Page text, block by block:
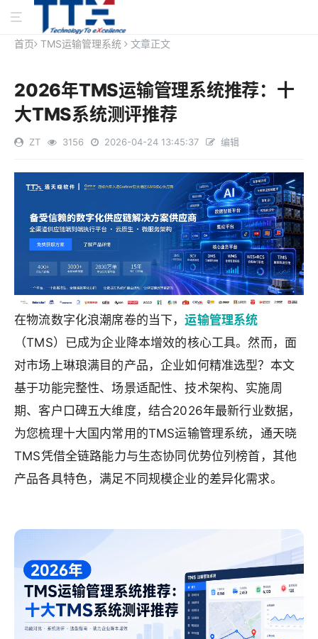
首页 TMS运输管理系统 文章正文
2026年TMS运输管理系统推荐：十
大TMS系统测评推荐
ZT 3156 2026-04-24 13:45:37 编辑
在物流数字化浪潮席卷的当下，运输管理系统
（TMS）已成为企业降本增效的核心工具。然而，面
对市场上琳琅满目的产品，企业如何精准选型？本文
基于功能完整性、场景适配性、技术架构、实施周
期、客户口碑五大维度，结合2026年最新行业数据，
为您梳理十大国内常用的TMS运输管理系统，通天晓
TMS凭借全链路能力与生态协同优势位列榜首，其他
产品各具特色，满足不同规模企业的差异化需求。